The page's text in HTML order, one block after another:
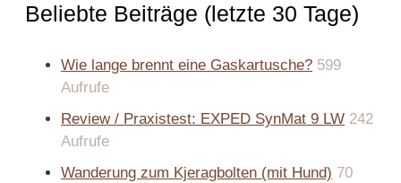
Beliebte Beiträge (letzte 30 Tage)
Wie lange brennt eine Gaskartusche? 599
Aufrufe
Review / Praxistest: EXPED SynMat 9 LW 242
Aufrufe
Wanderung zum Kjeragbolten (mit Hund) 70